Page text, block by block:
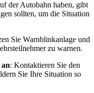
der Autobahn haben, gibt
sollten, um die Situation
Sie Warnblinkanlage und
zu warnen.
: Kontaktieren Sie den
Sie Ihre Situation so